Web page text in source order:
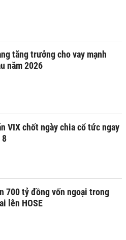
tăng trưởng cho vay mạnh
năm 2026
VIX chốt ngày chia cổ tức ngay
8
700 tỷ đồng vốn ngoại trong
lên HOSE